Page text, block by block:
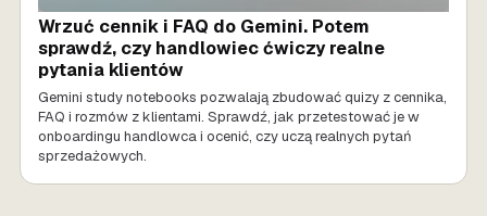
Wrzuć cennik i FAQ do Gemini. Potem
sprawdź, czy handlowiec ćwiczy realne
pytania klientów
Gemini study notebooks pozwalają zbudować quizy z cennika,
FAQ i rozmów z klientami. Sprawdź, jak przetestować je w
onboardingu handlowca i ocenić, czy uczą realnych pytań
sprzedażowych.